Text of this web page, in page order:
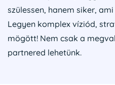
szülessen, hanem siker,
Legyen komplex víziód,
mögött! Nem csak a
partnered lehetünk.